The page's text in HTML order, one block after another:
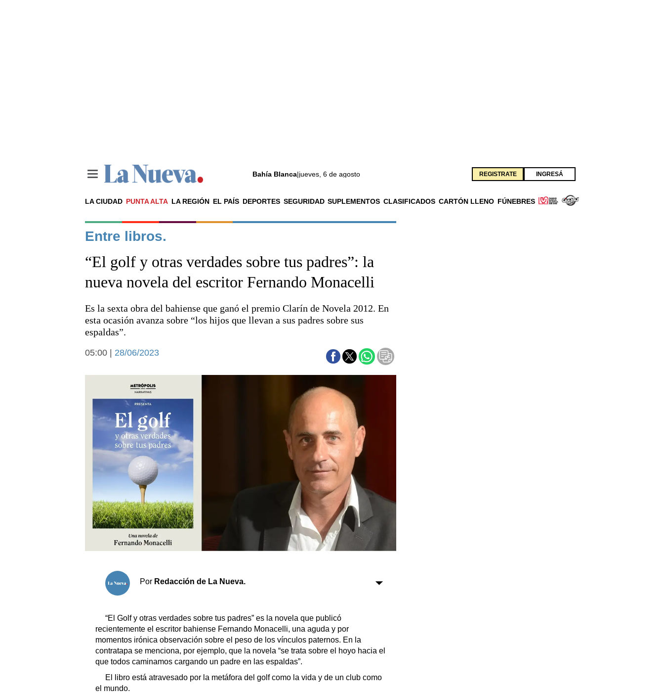
Bahía Blanca|jueves, 6 de agosto REGISTRATE INGRESÁ
LA CIUDAD PUNTA ALTA LA REGIÓN EL PAÍS DEPORTES SEGURIDAD SUPLEMENTOS CLASIFICADOS CARTÓN LLENO FÚNEBRES
Noticias
La ciudad
El país
Seguridad
Deportes
Escenario Olímpico
Liga del Sur
Arte y cultura
Economía y campo
Espacio empresas
Sociedad y tiempo libre
El tiempo
Cartón Lleno
Fúnebres
Horóscopo
Suplementos
Transportes
Loterías
Datos Útiles
Fúnebres
Teléfonos de urgencia
Entre libros.
“El golf y otras verdades sobre tus padres”: la
nueva novela del escritor Fernando Monacelli
Es la sexta obra del bahiense que ganó el premio Clarín de Novela 2012. En
esta ocasión avanza sobre “los hijos que llevan a sus padres sobre sus
espaldas”.
05:00 | 28/06/2023
Por Redacción de La Nueva.
“El Golf y otras verdades sobre tus padres” es la novela que publicó
recientemente el escritor bahiense Fernando Monacelli, una aguda y por
momentos irónica observación sobre el peso de los vínculos paternos. En la
contratapa se menciona, por ejemplo, que la novela “se trata sobre el hoyo hacia el
que todos caminamos cargando un padre en las espaldas”.
El libro está atravesado por la metáfora del golf como la vida y de un club como
el mundo.